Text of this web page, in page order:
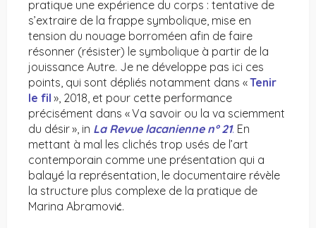
pratique une expérience du corps : tentative de
s’extraire de la frappe symbolique, mise en
tension du nouage borroméen afin de faire
résonner (résister) le symbolique à partir de la
jouissance Autre. Je ne développe pas ici ces
points, qui sont dépliés notamment dans «Tenir
le fil », 2018, et pour cette performance
précisément dans « Va savoir ou la va sciemment
du désir », in La Revue lacanienne n° 21. En
mettant à mal les clichés trop usés de l’art
contemporain comme une présentation qui a
balayé la représentation, le documentaire révèle
la structure plus complexe de la pratique de
Marina AbramoviĆ.